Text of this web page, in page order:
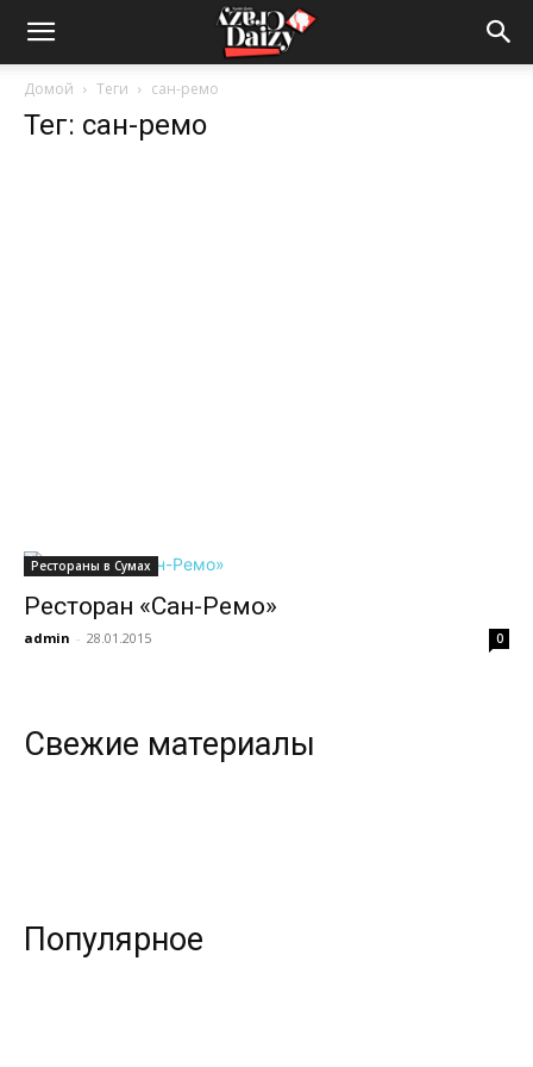
Crazy-
Daizy
всем
Домой Теги сан-ремо
Тег: сан-ремо
Рестораны в Сумах
Ресторан «Сан-Ремо»
admin - 28.01.2015 0
Свежие материалы
Популярное